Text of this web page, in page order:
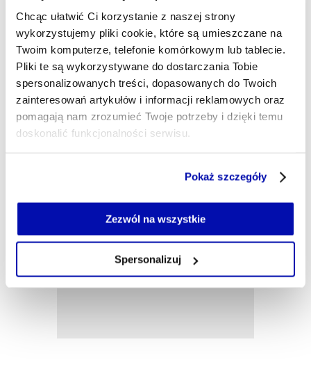
Chcąc ułatwić Ci korzystanie z naszej strony
wykorzystujemy pliki cookie, które są umieszczane na
Twoim komputerze, telefonie komórkowym lub tablecie.
Pliki te są wykorzystywane do dostarczania Tobie
spersonalizowanych treści, dopasowanych do Twoich
zainteresowań artykułów i informacji reklamowych oraz
pomagają nam zrozumieć Twoje potrzeby i dzięki temu
doskonalić funkcjonalności serwisu.
Jeżeli nie wyrażasz zgody na zapisywanie plików cookie,
możesz łatwo zarządzać swoimi uprawnieniami, np. we
własnej przeglądarce internetowej lub po wybraniu opcji
Pokaż szczegóły
Zezwól na wszystkie
Spersonalizuj
Dziennikarka ekonomiczna. Lubię pokazywać, że
nic nie dzieje się w próżni i tłumaczyć, jak
wydarzenia gospodarcze wpływają na nasze życie.
Cenię rzeczowe dziennikarstwo idące z duchem
czasu. W XYZ będę współtworzyć newsroom.
martyna.maciuch@xyz.pl